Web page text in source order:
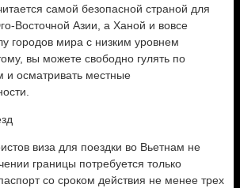
самой безопасной страной для
Восточной Азии, а Ханой и вовсе
городов мира с низким уровнем
вы можете свободно гулять по
и осматривать местные
виза для поездки во Вьетнам не
границы потребуется только
со сроком действия не менее трех